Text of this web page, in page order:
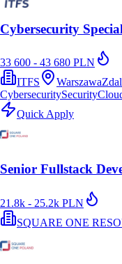
Cybersecurity
33 600 - 43 680 PLN
ITFS
Warszawa
CybersecuritySecurity
Quick Apply
Senior Fullstack
21.8k - 25.2k PLN
SQUARE ONE